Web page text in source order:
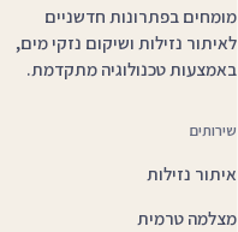
מומחים בפתרונות חדשניים
לאיתור נזילות ושיקום נזקי מים,
באמצעות טכנולוגיה מתקדמת.
שירותים
איתור נזילות
מצלמה טרמית